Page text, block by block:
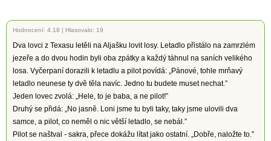
Hodnocení: 4.18 | Hlasovalo: 19
Dva lovci z Texasu letěli na Aljašku lovit losy. Letadlo přistálo na zamrzlém
jezeře a do dvou hodin byli oba zpátky a každý táhnul na saních velikého
losa. Vyčerpaní dorazili k letadlu a pilot povídá: „Pánové, tohle mrňavý
letadlo neunese ty dvě těla navíc. Jedno tu budete muset nechat.”
Jeden lovec zvolá: „Hele, to je baba, a ne pilot!”
Druhý se přidá: „No jasně. Loni jsme tu byli taky, taky jsme ulovili dva
samce, a pilot, co neměl o nic větší letadlo, se nebál.”
Pilot se naštval - sakra, přece dokážu lítat jako ostatní. „Dobře, naložte to.”